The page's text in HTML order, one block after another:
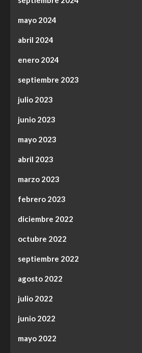
mayo 2024
abril 2024
enero 2024
septiembre 2023
julio 2023
junio 2023
mayo 2023
abril 2023
marzo 2023
febrero 2023
diciembre 2022
octubre 2022
septiembre 2022
agosto 2022
julio 2022
junio 2022
mayo 2022